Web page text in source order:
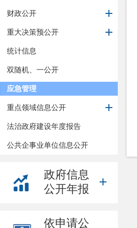
财政公开
重大决策预公开
统计信息
双随机、一公开
应急管理
重点领域信息公开
法治政府建设年度报告
公共企事业单位信息公开
政府信息
公开年报
依申请公